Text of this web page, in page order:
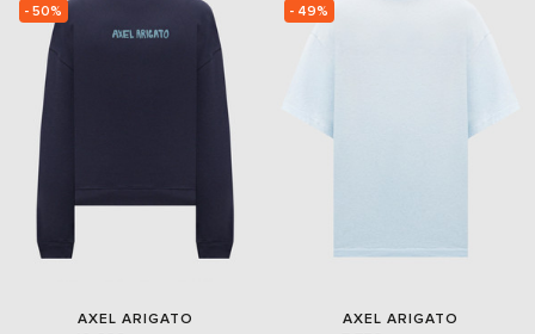
- 50%
AXEL ARIGATO
- 49%
AXEL ARIGATO